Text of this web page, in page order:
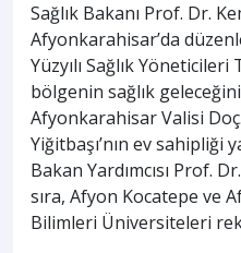
Sağlık Bakanı Prof. Dr.
Afyonkarahisar’da
Yüzyılı Sağlık
bölgenin sağlık geleceğini
Afyonkarahisar Valisi
Yiğitbaşı’nın ev sahipliği
Bakan Yardımcısı Prof.
sıra, Afyon Kocatepe ve
Bilimleri Üniversiteleri